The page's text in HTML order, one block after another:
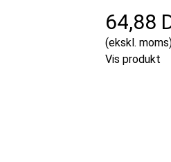
64,88
(ekskl.
Vis produkt